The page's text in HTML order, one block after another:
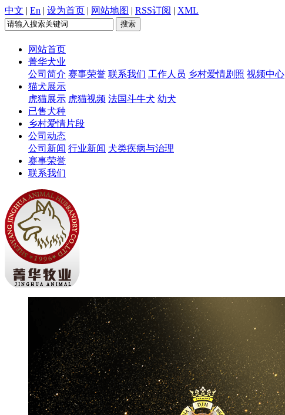
中文 | En | 设为首页 | 网站地图 | RSS订阅 | XML
网站首页
菁华犬业
公司简介 赛事荣誉 联系我们 工作人员 乡村爱情剧照 视频中心
猫犬展示
虎猫展示 虎猫视频 法国斗牛犬 幼犬
已售犬种
乡村爱情片段
公司动态
公司新闻 行业新闻 犬类疾病与治理
赛事荣誉
联系我们